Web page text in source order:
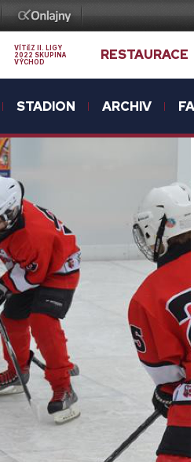
VÍTĚZ II. LIGY
2022 SKUPINA
VÝCHOD
RESTAURACE
STADION ARCHIV